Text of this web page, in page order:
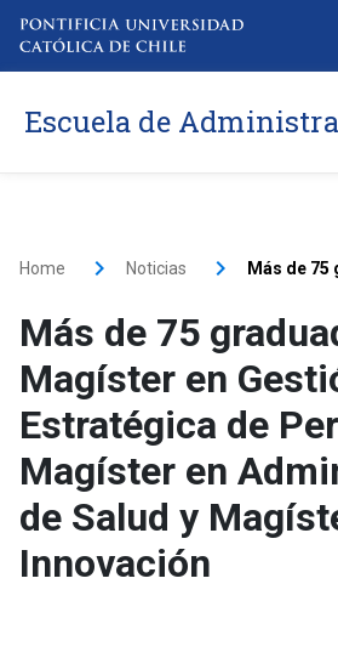
Escuela de
Home Noticias
Más de 75
Magíster en
Estratégica de
Magíster en
de Salud y
Innovación